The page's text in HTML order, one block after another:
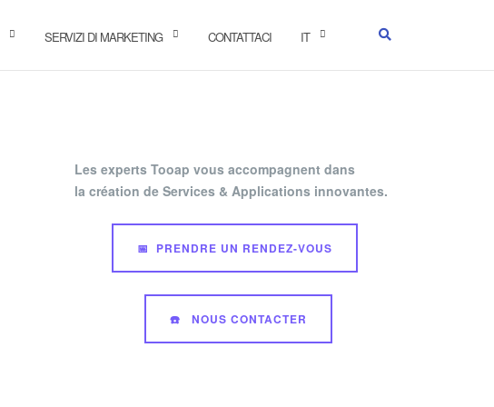
SERVIZI DI MARKETING CONTATTACI IT
Les experts Tooap vous accompagnent dans
la création de Services & Applications innovantes.
📅 PRENDRE UN RENDEZ-VOUS
☎️ NOUS CONTACTER